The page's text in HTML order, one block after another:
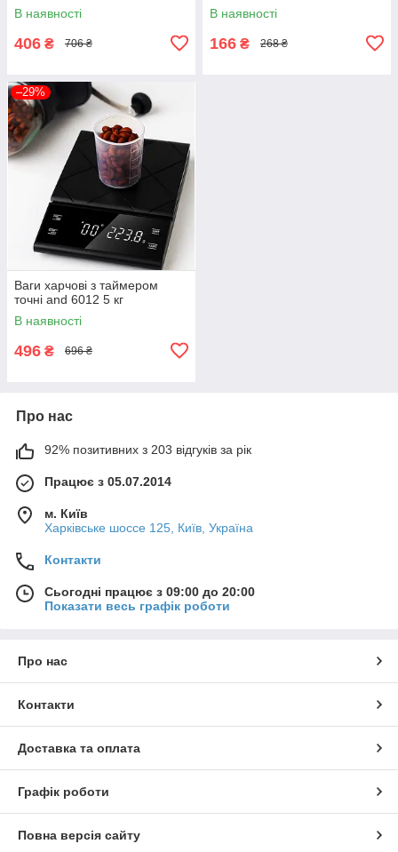
В наявності
406 ₴ 706 ₴
В наявності
166 ₴ 268 ₴
–29%
Ваги харчові з таймером
точні and 6012 5 кг
В наявності
496 ₴ 696 ₴
Про нас
92% позитивних з 203 відгуків за рік
Працює з 05.07.2014
м. Київ
Харківське шоссе 125, Київ, Україна
Контакти
Сьогодні працює з 09:00 до 20:00
Показати весь графік роботи
Про нас
Контакти
Доставка та оплата
Графік роботи
Повна версія сайту